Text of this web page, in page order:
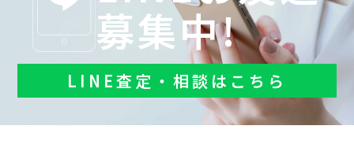
募集中!
LINE査定・相談はこちら